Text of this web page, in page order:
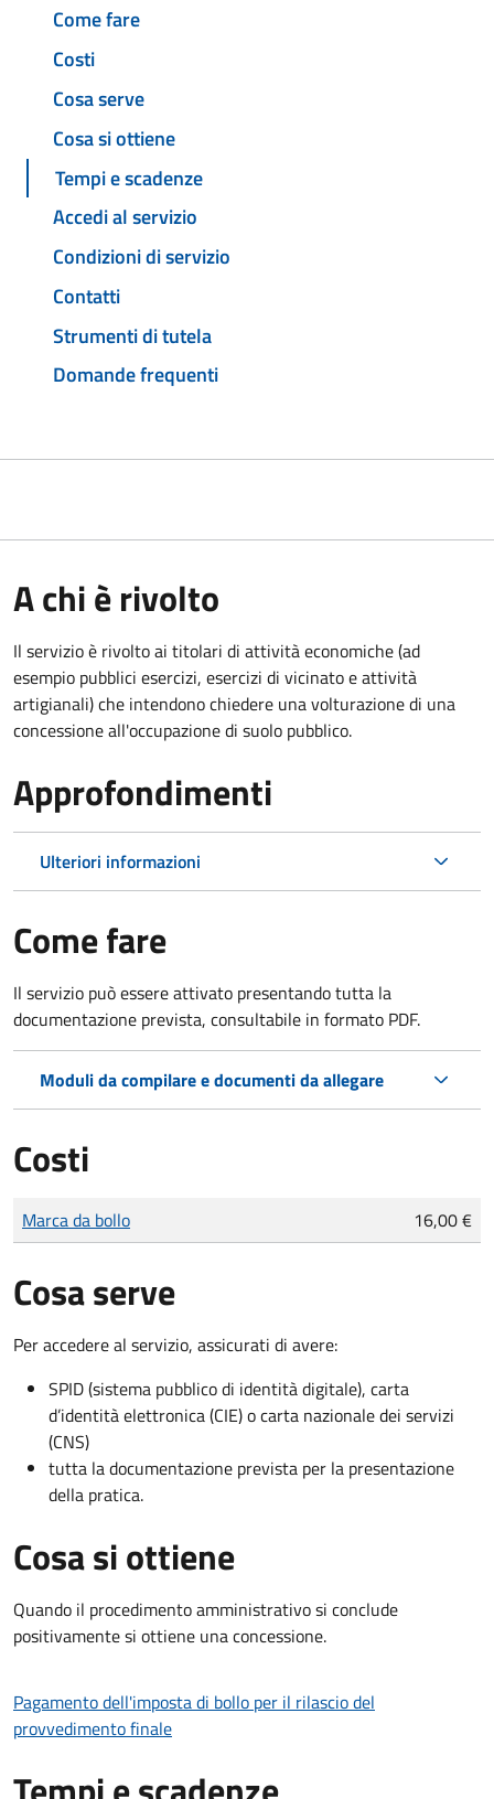
Come fare
Costi
Cosa serve
Cosa si ottiene
Tempi e scadenze
Accedi al servizio
Condizioni di servizio
Contatti
Strumenti di tutela
Domande frequenti
A chi è rivolto
Il servizio è rivolto ai titolari di attività economiche (ad
esempio pubblici esercizi, esercizi di vicinato e attività
artigianali) che intendono chiedere una volturazione di una
concessione all'occupazione di suolo pubblico.
Approfondimenti
Ulteriori informazioni
Come fare
Il servizio può essere attivato presentando tutta la
documentazione prevista, consultabile in formato PDF.
Moduli da compilare e documenti da allegare
Costi
Tipo di pagamento
Importo
Marca da bollo 16,00 €
Cosa serve
Per accedere al servizio, assicurati di avere:
SPID (sistema pubblico di identità digitale), carta
d’identità elettronica (CIE) o carta nazionale dei servizi
(CNS)
tutta la documentazione prevista per la presentazione
della pratica.
Cosa si ottiene
Quando il procedimento amministrativo si conclude
positivamente si ottiene una concessione.
Pagamento dell'imposta di bollo per il rilascio del
provvedimento finale